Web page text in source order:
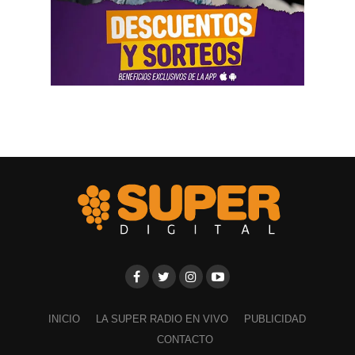
INICIO LA SUPER RADIO EN VIVO
PUBLICIDAD
CONTACTO